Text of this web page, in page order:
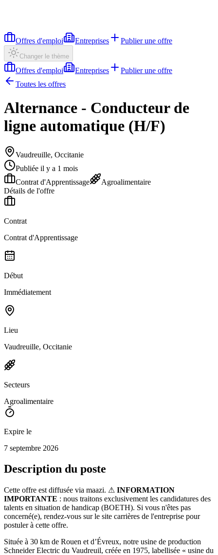
Offres d'emploi Entreprises Publier une offre
Changer le thème
Offres d'emploi Entreprises
Publier une offre
Toutes les offres
Alternance - Conducteur de
ligne automatique (H/F)
Vaudreuille, Occitanie
Publiée il y a 1 mois
Contrat d'Apprentissage
Agroalimentaire
Détails de l'offre
Contrat
Contrat d'Apprentissage
Début
Immédiatement
Lieu
Vaudreuille, Occitanie
Secteurs
Agroalimentaire
Expire le
7 septembre 2026
Description du poste
Cette offre est diffusée via maazi. ⚠ INFORMATION
IMPORTANTE : nous traitons exclusivement les candidatures des
talents en situation de handicap (BOETH). Si vous n'êtes pas
concerné(e), rendez-vous sur le site carrières de l'entreprise pour
postuler à cette offre.
Située à 30 km de Rouen et d’Évreux, notre usine de production
Schneider Electric du Vaudreuil, créée en 1975, labellisée « usine du